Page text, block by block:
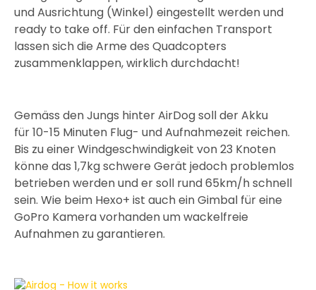
und Ausrichtung (Winkel) eingestellt werden und
ready to take off. Für den einfachen Transport
lassen sich die Arme des Quadcopters
zusammenklappen, wirklich durchdacht!
Gemäss den Jungs hinter AirDog soll der Akku
für 10-15 Minuten Flug- und Aufnahmezeit reichen.
Bis zu einer Windgeschwindigkeit von 23 Knoten
könne das 1,7kg schwere Gerät jedoch problemlos
betrieben werden und er soll rund 65km/h schnell
sein. Wie beim Hexo+ ist auch ein Gimbal für eine
GoPro Kamera vorhanden um wackelfreie
Aufnahmen zu garantieren.